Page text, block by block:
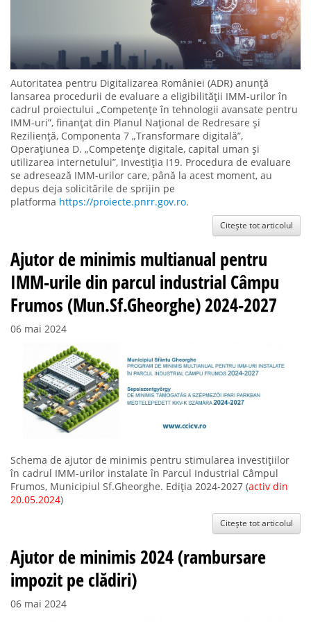
Autoritatea pentru Digitalizarea României (ADR) anunță
lansarea procedurii de evaluare a eligibilității IMM-urilor în
cadrul proiectului „Competențe în tehnologii avansate pentru
IMM-uri”, finanțat din Planul Național de Redresare și
Reziliență, Componenta 7 „Transformare digitală”,
Operațiunea D. „Competențe digitale, capital uman și
utilizarea internetului”, Investiția I19. Procedura de evaluare
se adresează IMM-urilor care, până la acest moment, au
depus deja solicitările de sprijin pe
platforma https://proiecte.pnrr.gov.ro.
Citește tot articolul
Ajutor de minimis multianual pentru
IMM-urile din parcul industrial Câmpu
Frumos (Mun.Sf.Gheorghe) 2024-2027
06 mai 2024
Schema de ajutor de minimis pentru stimularea investițiilor
în cadrul IMM-urilor instalate în Parcul Industrial Câmpul
Frumos, Municipiul Sf.Gheorghe. Ediția 2024-2027 (activ din
20.05.2024)
Citește tot articolul
Ajutor de minimis 2024 (rambursare
impozit pe clădiri)
06 mai 2024